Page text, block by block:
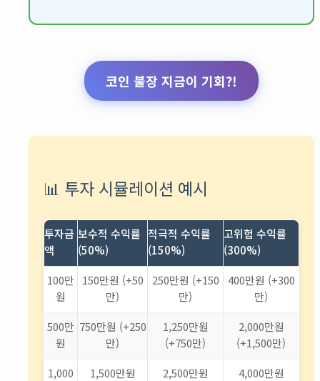
코인 불장 지금이 기회?!
📊 투자 시뮬레이션 예시
투자금
액
보수적 수익률
(50%)
적극적 수익률
(150%)
고위험 수익률
(300%)
100만
원
150만원 (+50
만)
250만원 (+150
만)
400만원 (+300
만)
500만
원
750만원 (+250
만)
1,250만원
(+750만)
2,000만원
(+1,500만)
1,000
1,500만원
2,500만원
4,000만원